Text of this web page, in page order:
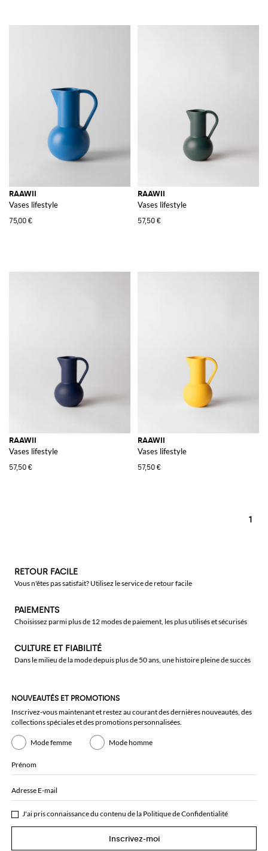
RAAWII
Vases lifestyle
75,00 €
RAAWII
Vases lifestyle
57,50 €
RAAWII
Vases lifestyle
57,50 €
RAAWII
Vases lifestyle
57,50 €
1
RETOUR FACILE
Vous n'êtes pas satisfait? Utilisez le service de retour facile
PAIEMENTS
Choisissez parmi plus de 12 modes de paiement, les plus utilisés et sécurisés
CULTURE ET FIABILITÉ
Dans le milieu de la mode depuis plus de 50 ans, une histoire pleine de succès
NOUVEAUTÉS ET PROMOTIONS
Inscrivez-vous maintenant et restez au courant des dernières nouveautés, des
collections spéciales et des promotions personnalisées.
Mode femme Mode homme
Prénom
Adresse E-mail
J'ai pris connaissance du contenu de la Politique de Confidentialité
Inscrivez-moi